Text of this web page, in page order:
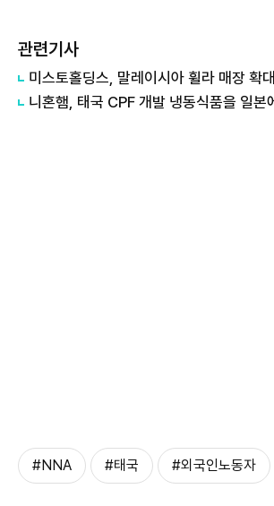
관련기사
니혼햄, 태국 CPF 개발 냉동식품을 일본
#NNA #태국 #외국인노동자